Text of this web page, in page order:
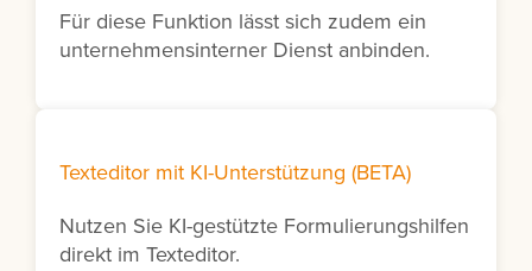
Für diese Funktion lässt sich zudem ein
unternehmensinterner Dienst anbinden.
Texteditor mit KI-Unterstützung (BETA)
Nutzen Sie KI-gestützte Formulierungshilfen
direkt im Texteditor.